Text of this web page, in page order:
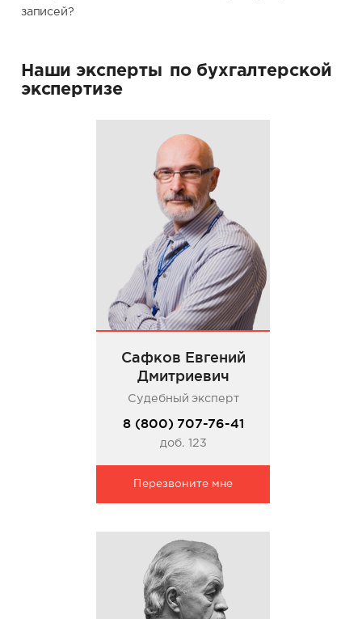
записей?
Наши эксперты по бухгалтерской
экспертизе
Сафков Евгений
Дмитриевич
Судебный эксперт
8 (800) 707-76-41
доб. 123
Перезвоните мне